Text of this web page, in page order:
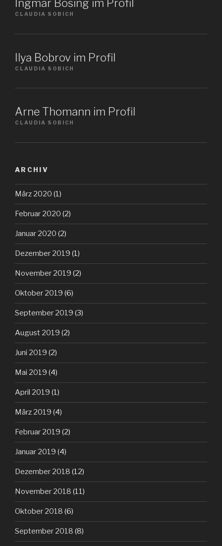
Ingmar Bösing im Profil
CLAUDIA SOBICH
Ilya Bobrov im Profil
CLAUDIA SOBICH
Arne Thomann im Profil
CLAUDIA SOBICH
ARCHIV
März 2020 (1)
Februar 2020 (2)
Januar 2020 (2)
Dezember 2019 (1)
November 2019 (2)
Oktober 2019 (6)
September 2019 (3)
August 2019 (2)
Juni 2019 (2)
Mai 2019 (4)
April 2019 (1)
März 2019 (4)
Februar 2019 (2)
Januar 2019 (4)
Dezember 2018 (12)
November 2018 (11)
Oktober 2018 (6)
September 2018 (8)